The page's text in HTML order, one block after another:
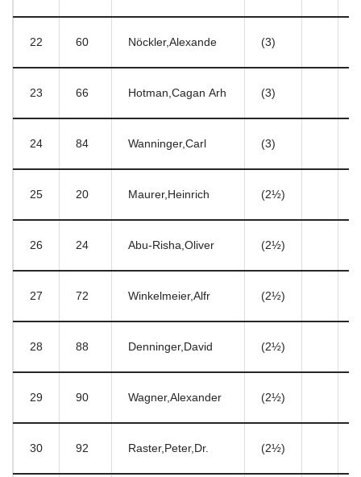
22 60 Nöckler,Alexande (3)
23 66 Hotman,Cagan Arh (3)
24 84 Wanninger,Carl (3)
25 20 Maurer,Heinrich (2½)
26 24 Abu-Risha,Oliver (2½)
27 72 Winkelmeier,Alfr (2½)
28 88 Denninger,David (2½)
29 90 Wagner,Alexander (2½)
30 92 Raster,Peter,Dr. (2½)